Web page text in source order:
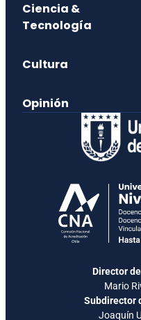
Ciencia &
Tecnología
Cultura
Opinión
Director
Mario
Subdirector
Joaquín